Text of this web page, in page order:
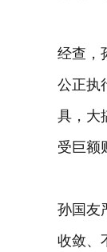
经查，
公正执
具，大
受巨额
孙国友
收敛、